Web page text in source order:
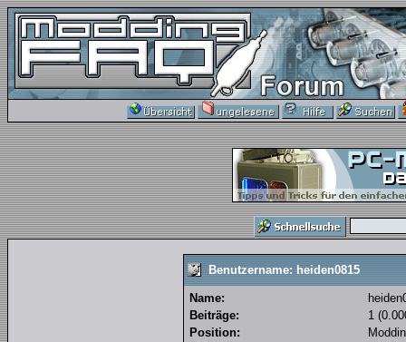
Benutzername: heiden0815
Name:
Beiträge:
1
Position: